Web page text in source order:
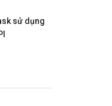
sử dụng